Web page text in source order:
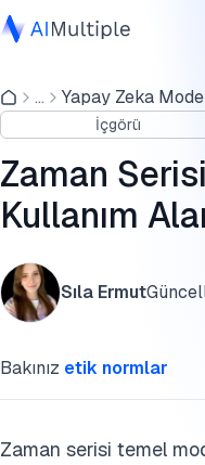
Ajanik Yapay Zeka
Siber güvenlik
Veri
Kurumsal Yazılım
Hizmetler
... Yapay Zeka
İçgörü
Zaman
Kullanım
Sıla Ermut
Bakınız etik normlar
Zaman serisi temel
TSFM'lerin temel
TSFM'leri Benimseyen
Zorluklar
Faktörleri
Faktörler